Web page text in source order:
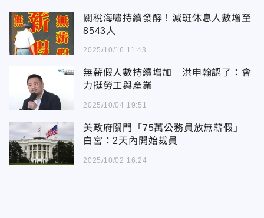
關稅海嘯持續發酵！減班休息人數增至
8543人
2025/10/16 11:43
無薪假人數持續增加 洪申翰認了：會
力挺勞工與產業
2025/10/04 19:51
美政府關門「75萬公務員放無薪假」
白宮：2天內開始裁員
2025/10/02 16:24